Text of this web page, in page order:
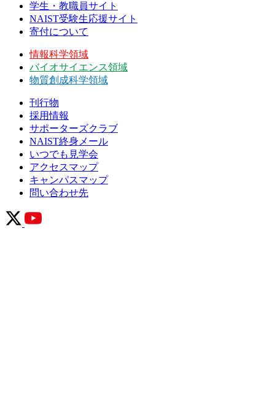
学生・教職員サイト
NAIST受験生応援サイト
寄付について
情報科学領域
バイオサイエンス領域
物質創成科学領域
刊行物
採用情報
サポーターズクラブ
NAIST終身メール
いつでも見学会
アクセスマップ
キャンパスマップ
問い合わせ先